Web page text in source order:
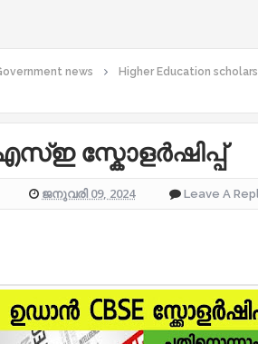
news Higher Education
സ്കോളർഷിപ്പ്
ജനുവരി 09, 2024 Leave A